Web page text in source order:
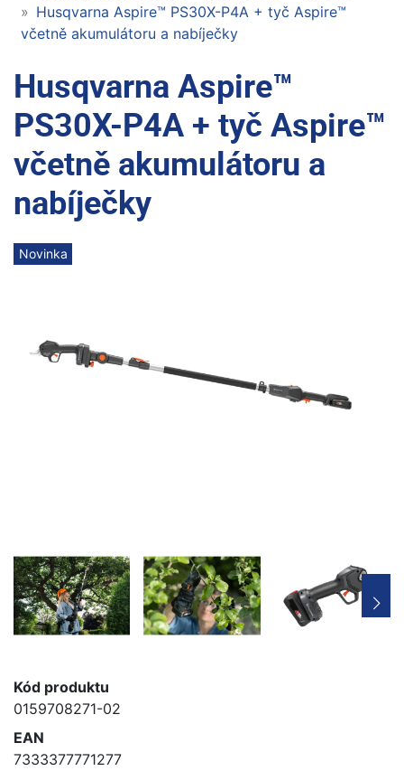
Husqvarna Aspire™ PS30X-P4A + tyč Aspire™
včetně akumulátoru a nabíječky
Husqvarna Aspire™
PS30X-P4A + tyč Aspire™
včetně akumulátoru a
nabíječky
Novinka
Kód produktu
0159708271-02
EAN
7333377771277